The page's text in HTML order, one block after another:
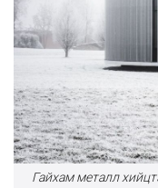
Гайхам металл